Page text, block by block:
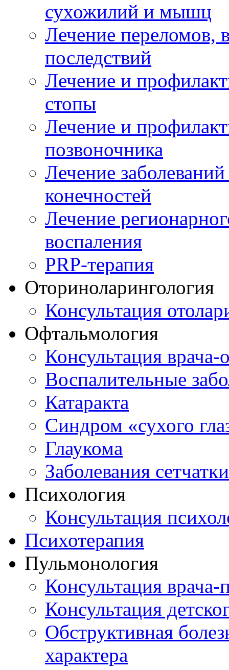
сухожилий и мышц
Лечение переломов,
последствий
Лечение и
стопы
Лечение и
позвоночника
Лечение
конечностей
Лечение
воспаления
PRP-терапия
Оториноларингология
Консультация
Офтальмология
Консультация врача-
Воспалительные
Катаракта
Синдром «сухого
Глаукома
Заболевания сетчатки
Психология
Консультация
Психотерапия
Пульмонология
Консультация врача-
Консультация
Обструктивная
характера